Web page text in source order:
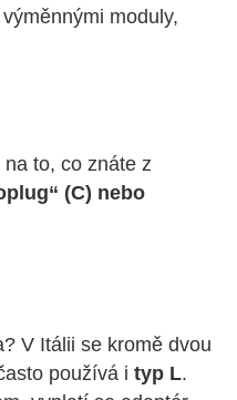
moduly,
to, co znáte z
(C) nebo
V Itálii se kromě dvou
používá i typ L.